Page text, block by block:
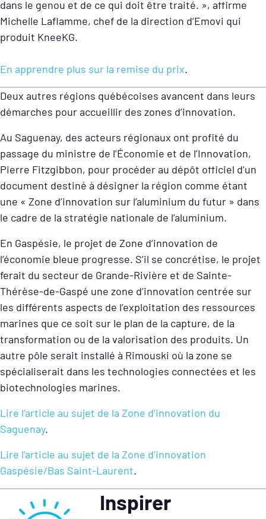
dans le genou et de ce qui doit être traité. », affirme
Michelle Laflamme, chef de la direction d’Emovi qui
produit KneeKG.
En apprendre plus sur la remise du prix.
Deux autres régions québécoises avancent dans leurs
démarches pour accueillir des zones d’innovation.
Au Saguenay, des acteurs régionaux ont profité du
passage du ministre de l’Économie et de l’Innovation,
Pierre Fitzgibbon, pour procéder au dépôt officiel d’un
document destiné à désigner la région comme étant
une « Zone d’innovation sur l’aluminium du futur » dans
le cadre de la stratégie nationale de l’aluminium.
En Gaspésie, le projet de Zone d’innovation de
l’économie bleue progresse. S’il se concrétise, le projet
ferait du secteur de Grande-Rivière et de Sainte-
Thérèse-de-Gaspé une zone d’innovation centrée sur
les différents aspects de l’exploitation des ressources
marines que ce soit sur le plan de la capture, de la
transformation ou de la valorisation des produits. Un
autre pôle serait installé à Rimouski où la zone se
spécialiserait dans les technologies connectées et les
biotechnologies marines.
Lire l’article au sujet de la Zone d’innovation du
Saguenay.
Lire l’article au sujet de la Zone d’innovation
Gaspésie/Bas Saint-Laurent.
Inspirer